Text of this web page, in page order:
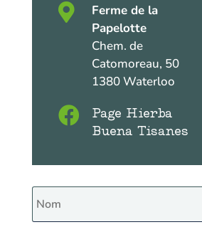

Ferme de la
Papelotte
Chem. de
Catomoreau, 50
1380 Waterloo

Page Hierba
Buena Tisanes